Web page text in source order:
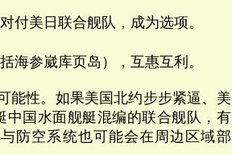
付美日联合舰队，成为选项。
海参崴库页岛），互惠互利。
能性。如果美国北约步步紧逼、美
中国水面舰艇混编的联合舰队，有
防空系统也可能会在周边区域部